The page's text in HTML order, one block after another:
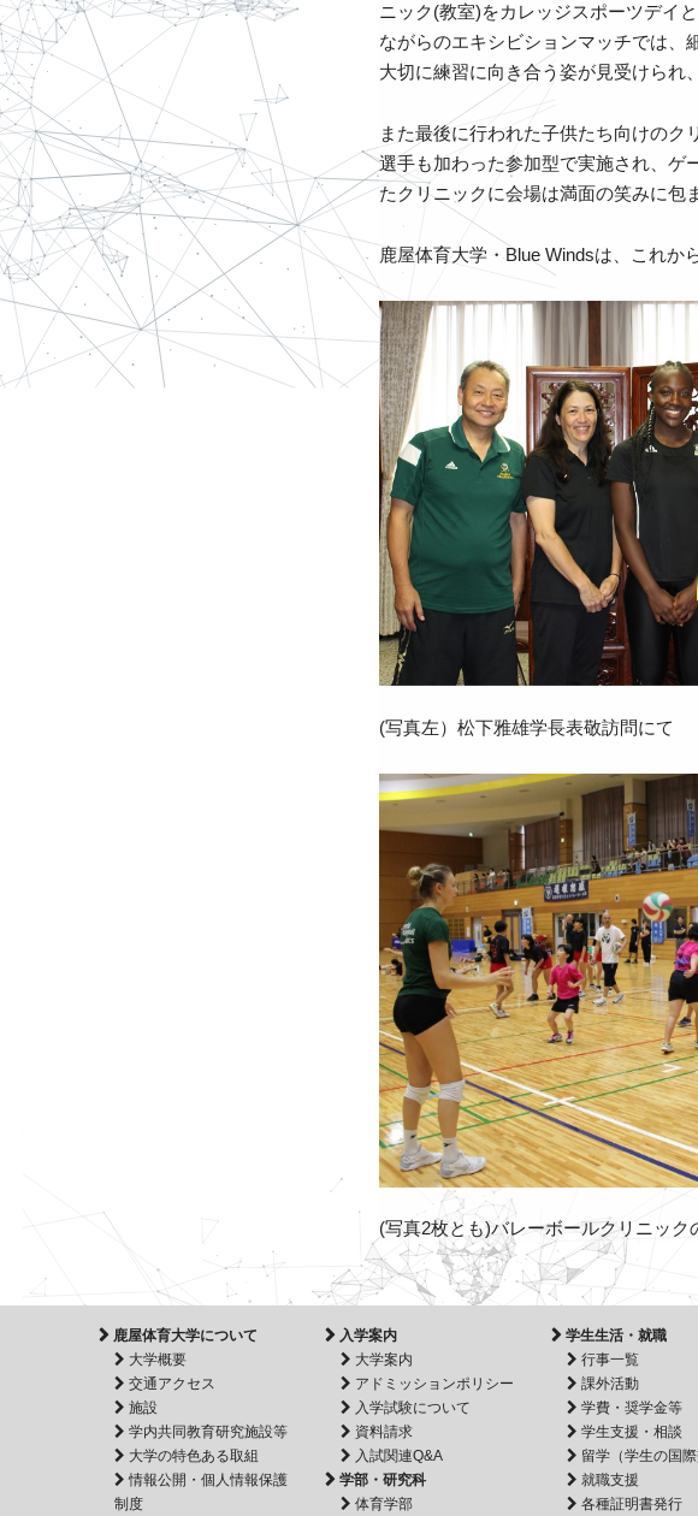
ニック(教室)をカレッジスポーツデイ
ながらのエキシビションマッチでは、
大切に練習に向き合う姿が見受けられ
また最後に行われた子供たち向けの
選手も加わった参加型で実施され、ゲ
たクリニックに会場は満面の笑みに包
鹿屋体育大学・Blue Windsは、これか
(写真左）松下雅雄学長表敬訪問にて
(写真2枚とも)バレーボールクリニック
鹿屋体育大学について
大学概要
交通アクセス
施設
学内共同教育研究施設等
大学の特色ある取組
情報公開・個人情報保護
制度
入学案内
大学案内
アドミッションポリシー
入学試験について
資料請求
入試関連Q&A
学部・研究科
体育学部
学生生活・就職
行事一覧
課外活動
学費・奨学金等
学生支援・相談
留学（学生の国際
就職支援
各種証明書発行